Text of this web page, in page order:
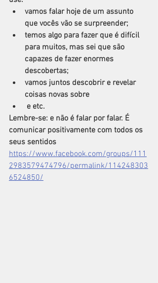
vamos falar hoje de um assunto
que vocês vão se surpreender;
temos algo para fazer que é difícil
para muitos, mas sei que são
capazes de fazer enormes
descobertas;
vamos juntos descobrir e revelar
coisas novas sobre
e etc.
Lembre-se: e não é falar por falar. É
comunicar positivamente com todos os
seus sentidos
https://www.facebook.com/groups/111
2983579474796/permalink/114248303
6524850/